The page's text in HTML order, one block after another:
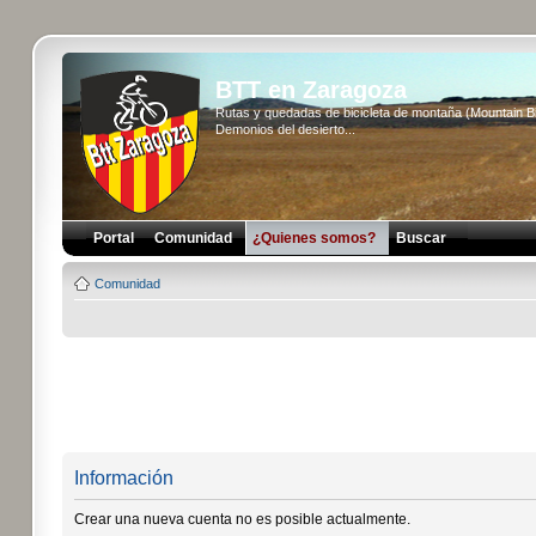
BTT en Zaragoza
Rutas y quedadas de bicicleta de montaña (Mountain
Demonios del desierto...
Portal Comunidad ¿Quienes somos? Buscar
Comunidad
Información
Crear una nueva cuenta no es posible actualmente.